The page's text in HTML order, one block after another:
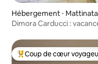
Hébergement ⋅ Mattinata
Dimora Carducci :
Coups de cœur
Coup de cœur